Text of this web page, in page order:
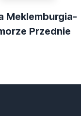
Meklemburgia-
Przednie